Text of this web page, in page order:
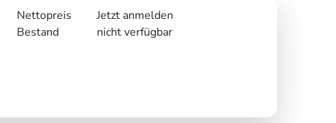
Nettopreis
Jetzt anmelden
Bestand
nicht verfügbar